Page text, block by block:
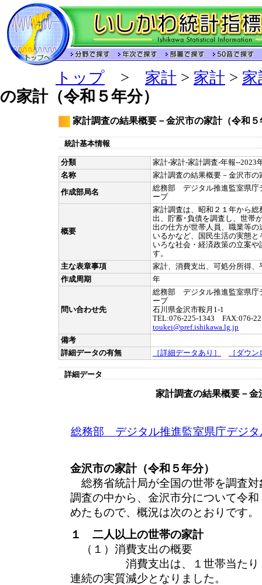
トップ > 家計 > 家計 > 家
の家計（令和５年分）
家計調査の結果概要－金沢市の家計（令和５
統計基本情報
分類
家計-家計-家計調査-年報--2023
名称
家計調査の結果概要－金沢市の
作成部局名
総務部 デジタル推進監室県庁
ープ
概要
家計調査は、昭和２１年から
出、貯蓄･負債を調査し、世帯
出の仕方が世帯人員、職業等
いるかなど、国民生活の実態
いろな社会・経済政策の立案
す。
主な表章事項
家計、消費支出、可処分所得
作成周期
年
問い合わせ先
総務部 デジタル推進監室県庁
ープ
石川県金沢市鞍月1-1
TEL:076-225-1343 FAX:076-
toukei@pref.ishikawa.lg.jp
備考
詳細データの有無
［詳細データあり］ ［ダウ
詳細データ
家計調査の結果概要－
総務部 デジタル推進監室県庁デジ
金沢市の家計（令和５年分）
総務省統計局が全国の世帯を調査
調査の中から、金沢市分について令
めたもので、概況は次のとおりです。
１ 二人以上の世帯の家計
（１）消費支出の概要
消費支出は、１世帯当たり１
連続の実質減少となりました。